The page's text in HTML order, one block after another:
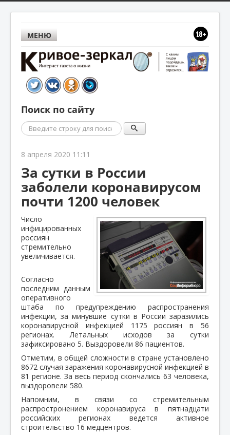
МЕНЮ
Поиск по сайту
Поиск
8 апреля 2020 11:11
За сутки в России
заболели коронавирусом
почти 1200 человек
Число
инфицированных
россиян
стремительно
увеличивается.
Согласно
последним данным
оперативного
штаба по предупреждению распространения
инфекции, за минувшие сутки в России заразились
коронавирусной инфекцией 1175 россиян в 56
регионах. Летальных исходов за сутки
зафиксировано 5. Выздоровели 86 пациентов.
Отметим, в общей сложности в стране установлено
8672 случая заражения коронавирусной инфекцией в
81 регионе. За весь период скончались 63 человека,
выздоровели 580.
Напомним, в связи со стремительным
распростронением коронавируса в пятнадцати
российских регионах ведется активное
строительство 16 медцентров.